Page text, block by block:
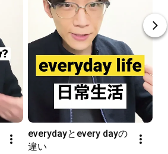
everydayとevery dayの
違い